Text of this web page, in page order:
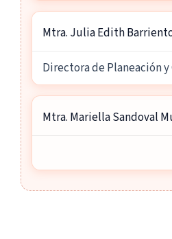
Mtra. Julia Edith
Directora de Planeación
Mtra. Mariella Sandoval